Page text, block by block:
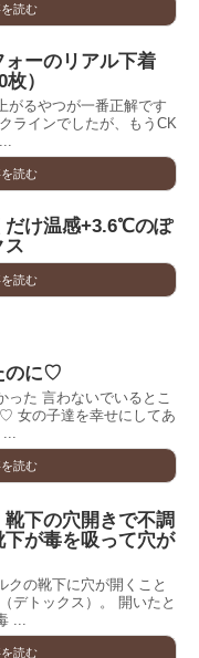
読む
ォーのリアル下着
）
がるやつが一番正解です
ラインでしたが、もうCK
読む
け温感+3.6℃のぽ
ス
読む
のに♡
った 言わないでいるとこ
女の子達を幸せにしてあ
読む
靴下の穴開きで不調
が毒を吸って穴が
クの靴下に穴が開くこと
デトックス）。 開いたと
...
読む